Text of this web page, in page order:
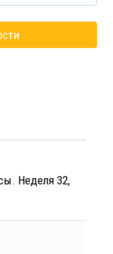
Неделя 32,